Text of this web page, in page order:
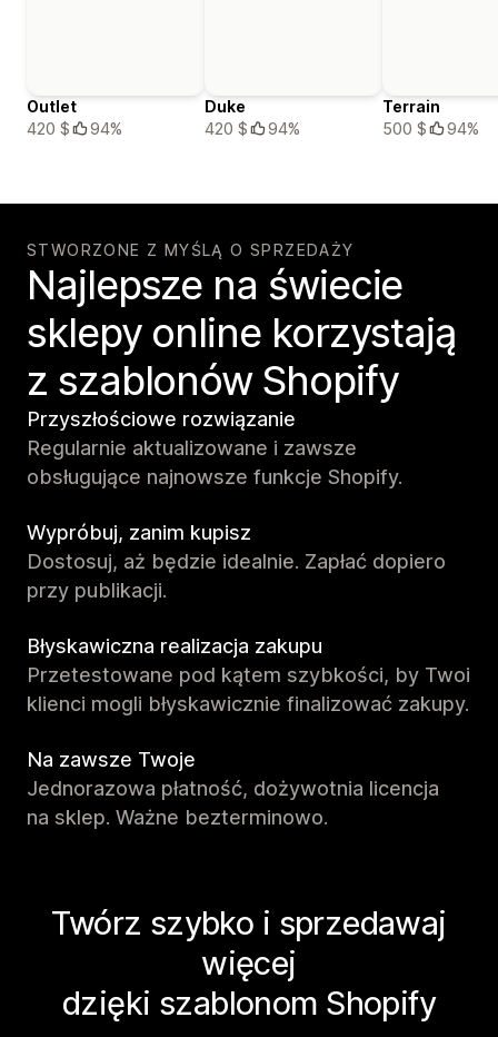
Outlet
420 $
94%
Duke
420 $
94%
Terrain
500 $
94%
STWORZONE Z MYŚLĄ O SPRZEDAŻY
Najlepsze na świecie
sklepy online korzystają
z szablonów Shopify
Przyszłościowe rozwiązanie
Regularnie aktualizowane i zawsze
obsługujące najnowsze funkcje Shopify.
Wypróbuj, zanim kupisz
Dostosuj, aż będzie idealnie. Zapłać dopiero
przy publikacji.
Błyskawiczna realizacja zakupu
Przetestowane pod kątem szybkości, by Twoi
klienci mogli błyskawicznie finalizować zakupy.
Na zawsze Twoje
Jednorazowa płatność, dożywotnia licencja
na sklep. Ważne bezterminowo.
Twórz szybko i sprzedawaj
więcej
dzięki szablonom Shopify